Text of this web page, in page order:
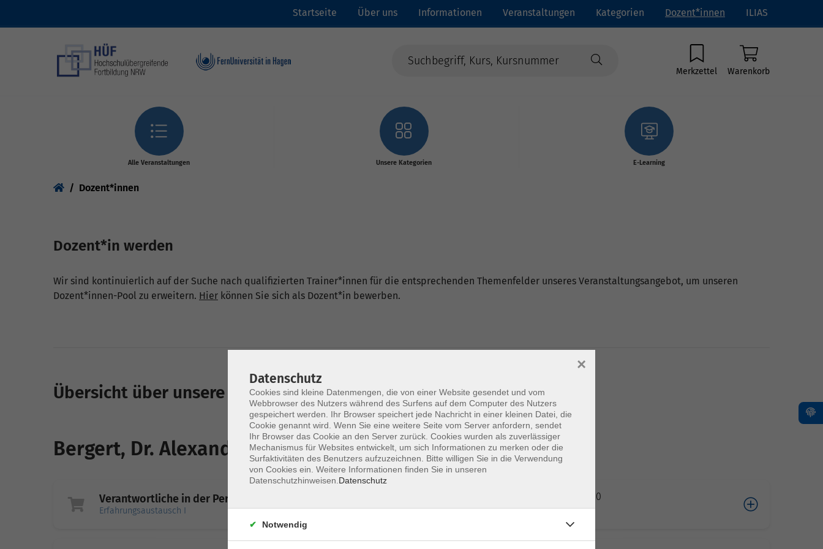
Startseite Über uns Informationen Veranstaltungen Kategorien Dozent*innen ILIAS
Merkzettel Warenkorb
Alle Veranstaltungen Unsere Kategorien E-Learning
Dozent*innen
Dozent*in werden
Wir sind kontinuierlich auf der Suche nach qualifizierten Trainer*innen für die entsprechenden Themenfelder unseres Veranstaltungsangebot, um unseren
Dozent*innen-Pool zu erweitern. Hier können Sie sich als Dozent*in bewerben.
Übersicht über unsere Dozent*innen
Bergert, Dr. Alexander
Verantwortliche in der Personalentwicklung
Erfahrungsaustausch I
Fr. 06.03.2026 09:00
*Online*
Datenschutz
Cookies sind kleine Datenmengen, die von einer Website gesendet und vom
Webbrowser des Nutzers während des Surfens auf dem Computer des Nutzers
gespeichert werden. Ihr Browser speichert jede Nachricht in einer kleinen Datei, die
Cookie genannt wird. Wenn Sie eine weitere Seite vom Server anfordern, sendet
Ihr Browser das Cookie an den Server zurück. Cookies wurden als zuverlässiger
Mechanismus für Websites entwickelt, um sich Informationen zu merken oder die
Surfaktivitäten des Benutzers aufzuzeichnen. Bitte willigen Sie in die Verwendung
von Cookies ein. Weitere Informationen finden Sie in unseren
Datenschutzhinweisen. Datenschutz
×
Notwendig